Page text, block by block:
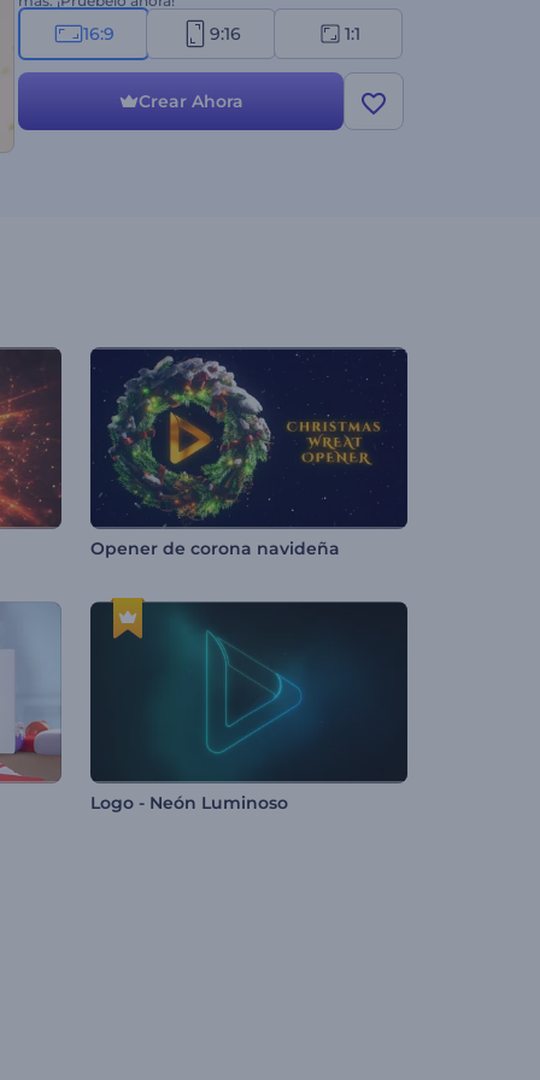
16:9 9:16 1:1
Crear Ahora
Opener de corona navideña
Logo - Neón Luminoso